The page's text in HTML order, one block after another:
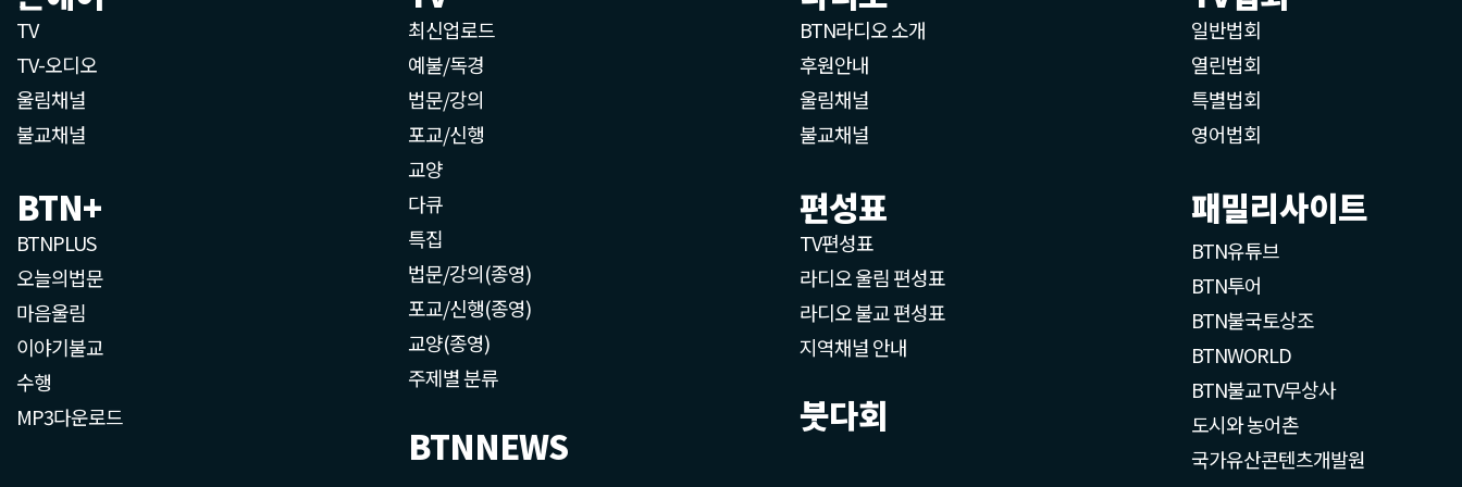
TV
TV-오디오
울림채널
불교채널
BTN+
BTNPLUS
오늘의법문
마음울림
이야기불교
수행
MP3다운로드
최신업로드
예불/독경
법문/강의
포교/신행
교양
다큐
특집
법문/강의(종영)
포교/신행(종영)
교양(종영)
주제별 분류
BTNNEWS
BTN라디오 소개
후원안내
울림채널
불교채널
편성표
TV편성표
라디오 울림 편성표
라디오 불교 편성표
지역채널 안내
붓다회
일반법회
열린법회
특별법회
영어법회
패밀리사이트
BTN유튜브
BTN투어
BTN불국토상조
BTNWORLD
BTN불교TV무상사
도시와 농어촌
국가유산콘텐츠개발원